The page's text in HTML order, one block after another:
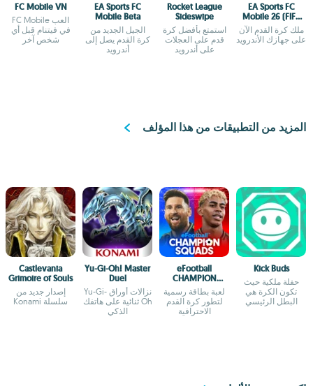
EA Sports FC
Mobile 26 (FIFA
Soccer)
ملك كرة القدم الآن
على جهازك الأندرويد
Rocket League
Sideswipe
استمتع بأفضل كرة
قدم على العجلات
على أندرويد
EA Sports FC
Mobile Beta
الجيل الجديد من
كرة القدم يصل إلى
أندرويد
FC Mobile VN
العب FC Mobile
في فيتنام قبل أي
شخص آخر
المزيد من التطبيقات من هذا المؤلف
Kick Buds
حفلة ملكية حيث
تكون الكرة هي
البطل الرئيسي
eFootball
CHAMPION
SQUADS
لعبة بطاقة رسمية
لتطور كرة القدم
الاحترافية
Yu-Gi-Oh! Master
Duel
نزالات أوراق Yu-Gi-
Oh ثنائية على هاتفك
الذكي
Castlevania
Grimoire of Souls
إصدار جديد من
سلسلة Konami